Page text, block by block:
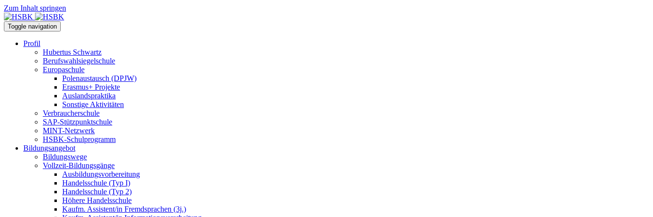
Zum Inhalt springen
Toggle navigation
Profil
Hubertus Schwartz
Berufswahlsiegelschule
Europaschule
Polenaustausch (DPJW)
Erasmus+ Projekte
Auslandspraktika
Sonstige Aktivitäten
Verbraucherschule
SAP-Stützpunktschule
MINT-Netzwerk
HSBK-Schulprogramm
Bildungsangebot
Bildungswege
Vollzeit-Bildungsgänge
Ausbildungsvorbereitung
Handelsschule (Typ I)
Handelsschule (Typ 2)
Höhere Handelsschule
Kaufm. Assistent/in­ Fremdsprachen (3j.)